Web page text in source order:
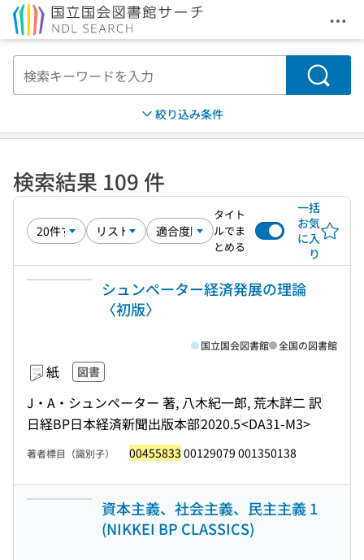
メ
検索
絞り込み条件
検索結果 109 件
タイト
ルでま
とめる
一括
お気
に入
り
シュンペーター経済発展の理論
〈初版〉
紙 図書
J・A・シュンペーター 著, 八木紀一郎, 荒木詳二 訳
日経BP日本経済新聞出版本部2020.5<DA31-M3>
国立国会図書館 全国の図書館
著者標目（識別子） 00455833 00129079 001350138
資本主義、社会主義、民主主義 1
(NIKKEI BP CLASSICS)